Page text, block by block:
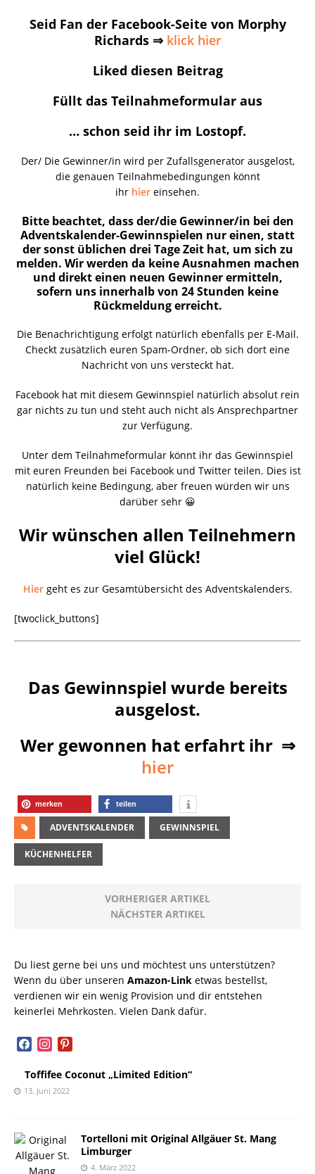
Seid Fan der Facebook-Seite von Morphy
Richards ⇒ klick hier
Liked diesen Beitrag
Füllt das Teilnahmeformular aus
… schon seid ihr im Lostopf.
Der/ Die Gewinner/in wird per Zufallsgenerator ausgelost,
die genauen Teilnahmebedingungen könnt
ihr hier einsehen.
Bitte beachtet, dass der/die Gewinner/in bei den
Adventskalender-Gewinnspielen nur einen, statt
der sonst üblichen drei Tage Zeit hat, um sich zu
melden. Wir werden da keine Ausnahmen machen
und direkt einen neuen Gewinner ermitteln,
sofern uns innerhalb von 24 Stunden keine
Rückmeldung erreicht.
Die Benachrichtigung erfolgt natürlich ebenfalls per E-Mail.
Checkt zusätzlich euren Spam-Ordner, ob sich dort eine
Nachricht von uns versteckt hat.
Facebook hat mit diesem Gewinnspiel natürlich absolut rein
gar nichts zu tun und steht auch nicht als Ansprechpartner
zur Verfügung.
Unter dem Teilnahmeformular könnt ihr das Gewinnspiel
mit euren Freunden bei Facebook und Twitter teilen. Dies ist
natürlich keine Bedingung, aber freuen würden wir uns
darüber sehr 😀
Wir wünschen allen Teilnehmern
viel Glück!
Hiergeht es zur Gesamtübersicht des Adventskalenders.
[twoclick_buttons]
Das Gewinnspiel wurde bereits
ausgelost.
Wer gewonnen hat erfahrt ihr ⇒
hier
merken teilen
ADVENTSKALENDER GEWINNSPIEL
KÜCHENHELFER
VORHERIGER ARTIKEL
NÄCHSTER ARTIKEL
Du liest gerne bei uns und möchtest uns unterstützen?
Wenn du über unseren Amazon-Link etwas bestellst,
verdienen wir ein wenig Provision und dir entstehen
keinerlei Mehrkosten. Vielen Dank dafür.
facebookinstagram
pinterest
Toffifee Coconut „Limited Edition“
13. Juni 2022
Tortelloni mit Original Allgäuer St. Mang
Limburger
4. März 2022